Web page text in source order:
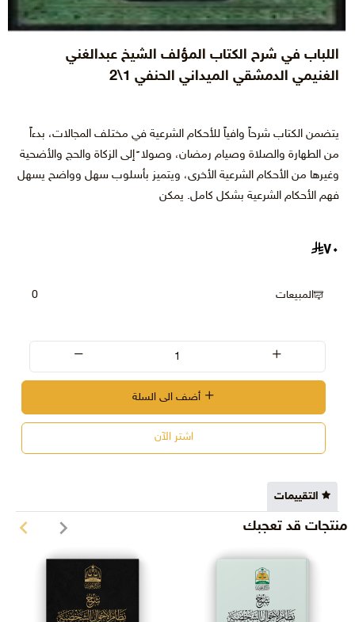
اللباب في شرح الكتاب المؤلف الشيخ عبدالغني
الغنيمي الدمشقي الميداني الحنفي 1\2
يتضمن الكتاب شرحاً وافياً للأحكام الشرعية في مختلف المجالات، بدءاً
من الطهارة والصلاة وصيام رمضان، وصولا ً إلى الزكاة والحج والأضحية
وغيرها من الأحكام الشرعية الأخرى، ويتميز بأسلوب سهل وواضح يسهل
فهم الأحكام الشرعية بشكل كامل. يمكن
٧٠
المبيعات 0
اشتر الآن
التقييمات
منتجات قد تعجبك